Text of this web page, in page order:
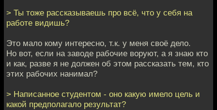
> Ты тоже рассказываешь про всё, что у себя на
работе видишь?
Это мало кому интересно, т.к. у меня своё дело.
Но вот, если на заводе рабочие воруют, а я знаю кто
и как, разве я не должен об этом рассказать тем, кто
этих рабочих нанимал?
> Написанное студентом - оно какую имело цель и
какой предполагало результат?